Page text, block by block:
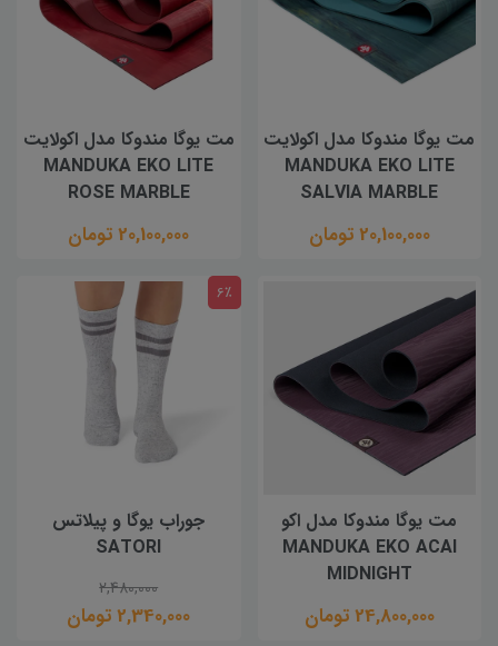
مت یوگا مندوکا مدل اکولایت
MANDUKA EKO LITE
SALVIA MARBLE
20,100,000 تومان
مت یوگا مندوکا مدل اکولایت
MANDUKA EKO LITE
ROSE MARBLE
20,100,000 تومان
مت یوگا مندوکا مدل اکو
MANDUKA EKO ACAI
MIDNIGHT
24,800,000 تومان
جوراب یوگا و پیلاتس
SATORI
2,480,000
2,340,000 تومان
6٪